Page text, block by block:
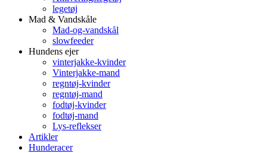
legetøj
Mad & Vandskåle
Mad-og-vandskål
slowfeeder
Hundens ejer
vinterjakke-kvinder
Vinterjakke-mand
regntøj-kvinder
regntøj-mand
fodtøj-kvinder
fodtøj-mand
Lys-reflekser
Artikler
Hunderacer